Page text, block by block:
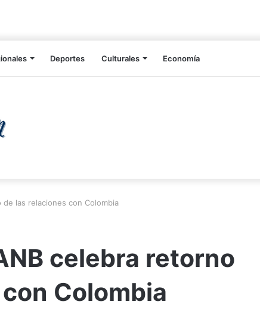
Deportes Culturales Economía
las relaciones con Colombia
celebra retorno
Colombia